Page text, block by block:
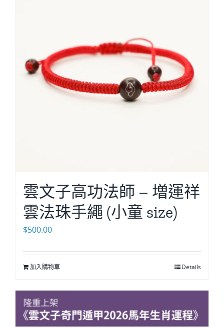
雲文子高功法師 – 増運祥
雲法珠手繩 (小童 size)
$500.00
加入購物車 Details